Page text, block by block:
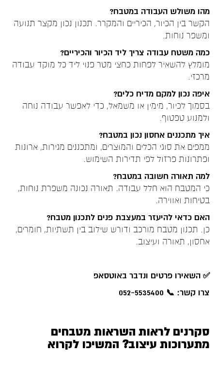
מהו משולש העבודה במטבח?
הקשר בין הכיור, הכיריים והמקרר. תכנון נכון מקצר תנועה
ומשפר נוחות.
כמה משטח עבודה צריך ליד הכיור והכיריים?
מומלץ להשאיר לפחות כחצי מטר פנוי ליד כל מוקד עבודה
מרכזי.
איפה נכון למקם מדיח כלים?
בסמוך לכיור, מימין או משמאל, כדי לאפשר עבודה נוחה
ולמנוע טפטוף.
איך מתכננים אחסון נכון במטבח?
ממפים את סוגי הכלים והמוצרים, ומתכננים מגירות, ארונות
ופתרונות פרזול לפי תדירות השימוש.
למה תאורה חשובה במטבח?
כי המטבח הוא חלל עבודה. תאורה נכונה משפרת נוחות,
בטיחות ואווירה.
האם כדאי להיעזר במעצבת פנים לתכנון מטבח?
כן. תכנון מטבח מורכב ודורש שילוב בין תשתיות, חומרים,
אחסון, תאורה ועיצוב.
✅ השאירו פרטים ונדבר באוטסאפ
צרו קשר: 📞 052-5535400
סקרנים לראות השראות מטבחים
מתערוכות עיצוב? המשיכו לקרוא